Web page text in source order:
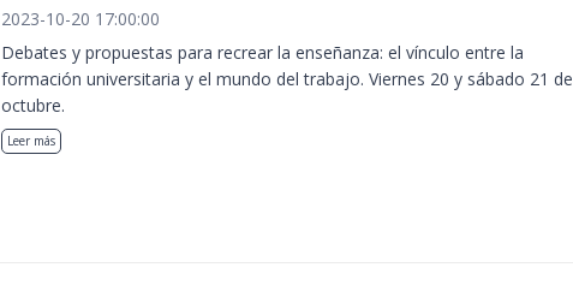
2023-10-20 17:00:00
Debates y propuestas para recrear la enseñanza: el vínculo entre la
formación universitaria y el mundo del trabajo. Viernes 20 y sábado 21 de
octubre.
Leer más